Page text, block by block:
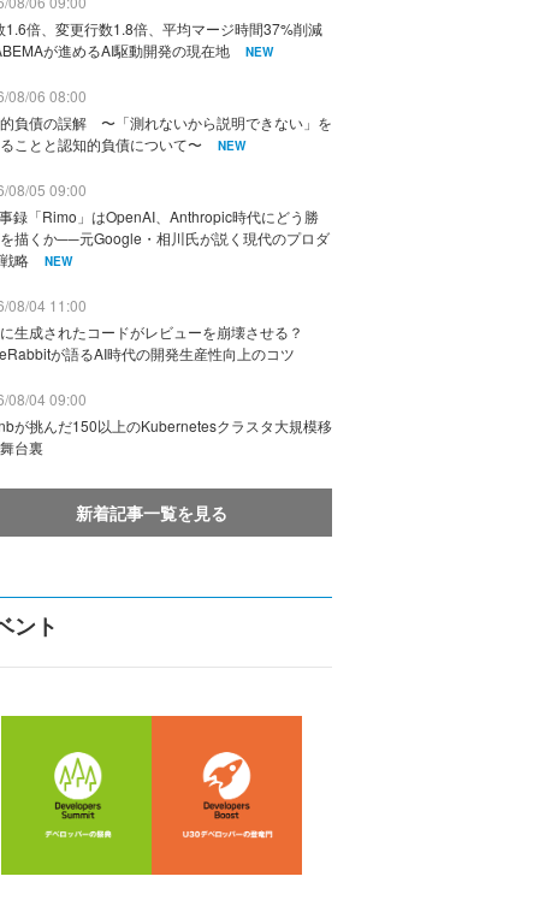
1.6倍、変更行数1.8倍、平均マージ時間37%削減
が進めるAI駆動開発の現在地
NEW
08/06 08:00
負債の誤解 〜「測れないから説明できない」を
ことと認知的負債について〜
NEW
08/05 09:00
録「Rimo」はOpenAI、Anthropic時代にどう勝
描くか──元Google・相川氏が説く現代のプロダ
略
NEW
08/04 11:00
生成されたコードがレビューを崩壊させる？
が語るAI時代の開発生産性向上のコツ
08/04 09:00
が挑んだ150以上のKubernetesクラスタ大規模移
台裏
新着記事一覧を見る
ント